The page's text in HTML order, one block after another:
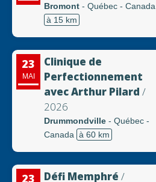
Bromont - Québec - Canada
à 15 km
23
MAI
Clinique de
Perfectionnement
avec Arthur Pilard /
2026
Drummondville - Québec -
Canada à 60 km
23 Défi Memphré /